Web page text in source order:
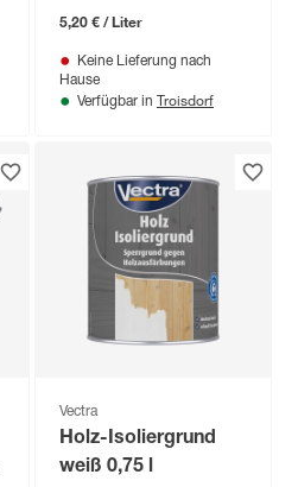
5,20 € / Liter
Keine Lieferung nach
Hause
Verfügbar in Troisdorf
Vectra
Holz-Isoliergrund
weiß 0,75 l